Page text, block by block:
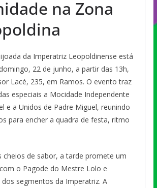
na Zona
da Imperatriz Leopoldinense está
22 de junho, a partir das 13h,
Lacé, 235, em Ramos. O evento traz
especiais a Mocidade Independente
e a Unidos de Padre Miguel, reunindo
para encher a quadra de festa, ritmo
cheios de sabor, a tarde promete um
o Pagode do Mestre Lolo e
segmentos da Imperatriz. A